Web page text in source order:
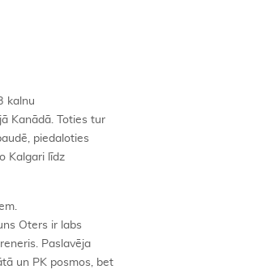
kalnu
Kanādā. Toties tur
piedaloties
Kalgari līdz
Oters ir labs
Paslavēja
un PK posmos, bet